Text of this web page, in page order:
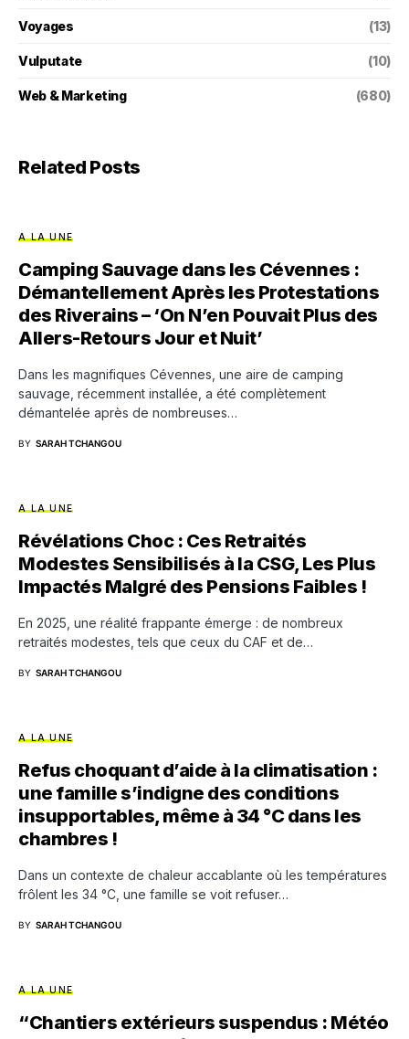
Voyages (13)
Vulputate (10)
Web & Marketing (680)
Related Posts
A LA UNE
Camping Sauvage dans les Cévennes :
Démantellement Après les Protestations
des Riverains – ‘On N’en Pouvait Plus des
Allers-Retours Jour et Nuit’
Dans les magnifiques Cévennes, une aire de camping
sauvage, récemment installée, a été complètement
démantelée après de nombreuses…
BY SARAH TCHANGOU
A LA UNE
Révélations Choc : Ces Retraités
Modestes Sensibilisés à la CSG, Les Plus
Impactés Malgré des Pensions Faibles !
En 2025, une réalité frappante émerge : de nombreux
retraités modestes, tels que ceux du CAF et de…
BY SARAH TCHANGOU
A LA UNE
Refus choquant d’aide à la climatisation :
une famille s’indigne des conditions
insupportables, même à 34 °C dans les
chambres !
Dans un contexte de chaleur accablante où les températures
frôlent les 34 °C, une famille se voit refuser…
BY SARAH TCHANGOU
A LA UNE
“Chantiers extérieurs suspendus : Météo